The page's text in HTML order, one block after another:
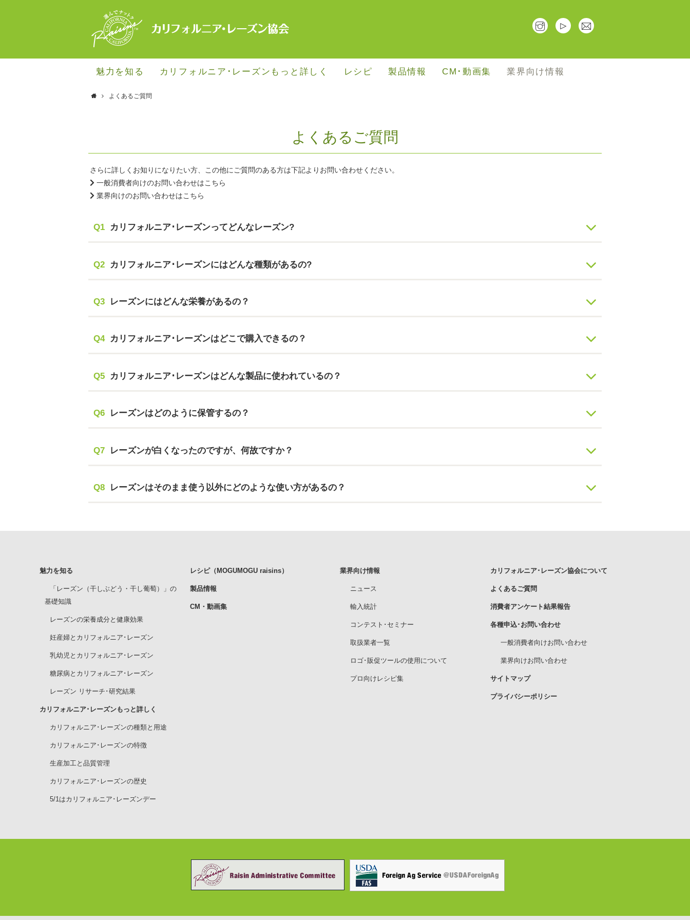
魅力を知る カリフォルニア･レーズンもっと詳しく レシピ 製品情報 CM･動画集 業界向け情報
よくあるご質問
よくあるご質問
さらに詳しくお知りになりたい方、この他にご質問のある方は下記よりお問い合わせください。
一般消費者向けのお問い合わせはこちら
業界向けのお問い合わせはこちら
Q1 カリフォルニア･レーズンってどんなレーズン?
Q2 カリフォルニア･レーズンにはどんな種類があるの?
Q3 レーズンにはどんな栄養があるの？
Q4 カリフォルニア･レーズンはどこで購入できるの？
Q5 カリフォルニア･レーズンはどんな製品に使われているの？
Q6 レーズンはどのように保管するの？
Q7 レーズンが白くなったのですが、何故ですか？
Q8 レーズンはそのまま使う以外にどのような使い方があるの？
魅力を知る
「レーズン（干しぶどう・干し葡萄）」の
基礎知識
レーズンの栄養成分と健康効果
妊産婦とカリフォルニア･レーズン
乳幼児とカリフォルニア･レーズン
糖尿病とカリフォルニア･レーズン
レーズン リサーチ･研究結果
カリフォルニア･レーズンもっと詳しく
カリフォルニア･レーズンの種類と用途
カリフォルニア･レーズンの特徴
生産加工と品質管理
カリフォルニア･レーズンの歴史
5/1はカリフォルニア･レーズンデー
レシピ（MOGUMOGU raisins）
製品情報
CM・動画集
業界向け情報
ニュース
輸入統計
コンテスト･セミナー
取扱業者一覧
ロゴ･販促ツールの使用について
プロ向けレシピ集
カリフォルニア･レーズン協会について
よくあるご質問
消費者アンケート結果報告
各種申込･お問い合わせ
一般消費者向けお問い合わせ
業界向けお問い合わせ
サイトマップ
プライバシーポリシー